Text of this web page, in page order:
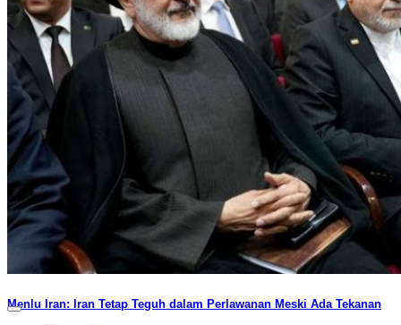
Menlu Iran: Iran Tetap Teguh dalam Perlawanan Meski Ada Tekanan